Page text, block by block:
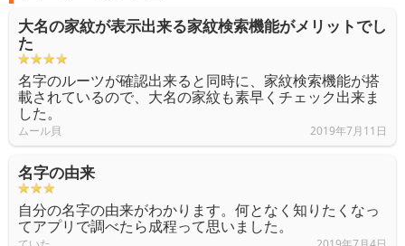
大名の家紋が表示出来る家紋検索機能がメリットでし
た
名字のルーツが確認出来ると同時に、家紋検索機能が搭
載されているので、大名の家紋も素早くチェック出来ま
した。
ムール貝 2019年7月11日
名字の由来
自分の名字の由来がわかります。何となく知りたくなっ
てアプリで調べたら成程って思いました。